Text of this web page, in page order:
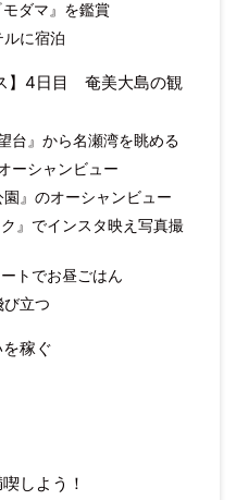
ダマ』を鑑賞
に宿泊
】4日目 奄美大島の観
』から名瀬湾を眺める
ーシャンビュー
』のオーシャンビュー
』でインスタ映え写真撮
トでお昼ごはん
立つ
稼ぐ
しよう！